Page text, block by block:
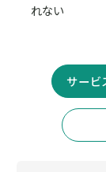
れない
サー